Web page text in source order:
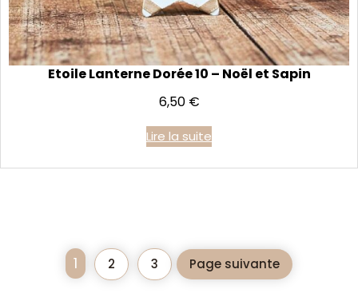
Etoile Lanterne Dorée 10 – Noël et Sapin
6,50 €
Lire la suite
1 2 3 Page suivante